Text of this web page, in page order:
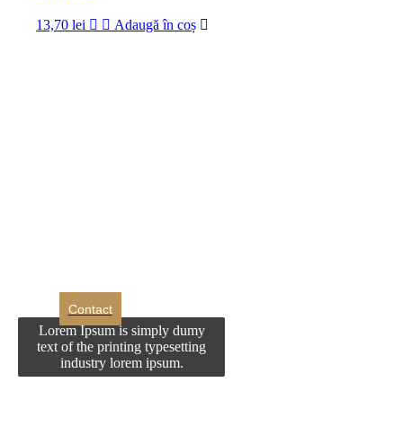
13,70 lei Adaugă în coș
Contact
Lorem Ipsum is simply dumy
text of the printing typesetting
industry lorem ipsum.